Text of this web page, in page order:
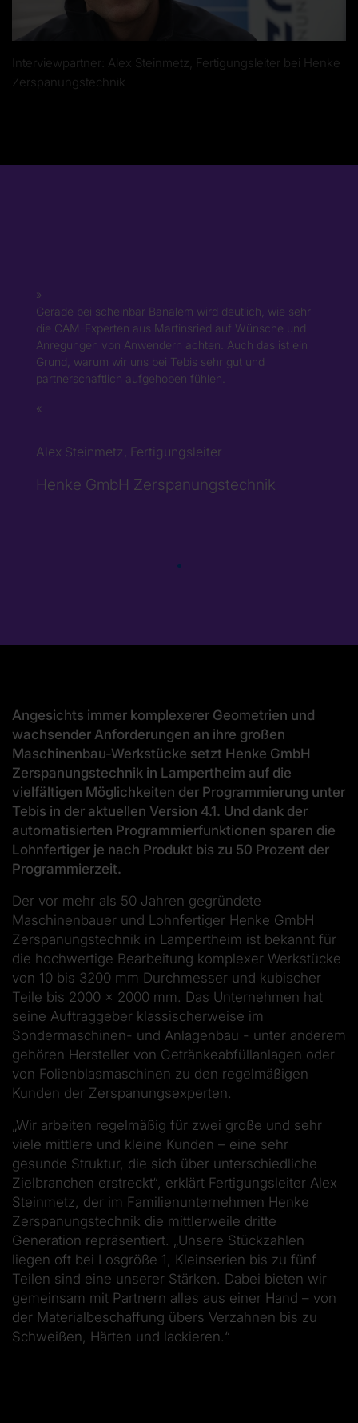
Interviewpartner: Alex Steinmetz, Fertigungsleiter bei Henke
Zerspanungstechnik
Gerade bei scheinbar Banalem wird deutlich, wie sehr
die CAM-Experten aus Martinsried auf Wünsche und
Anregungen von Anwendern achten. Auch das ist ein
Grund, warum wir uns bei Tebis sehr gut und
partnerschaftlich aufgehoben fühlen.
Alex Steinmetz, Fertigungsleiter
Henke GmbH Zerspanungstechnik
Angesichts immer komplexerer Geometrien und
wachsender Anforderungen an ihre großen
Maschinenbau-Werkstücke setzt Henke GmbH
Zerspanungstechnik in Lampertheim auf die
vielfältigen Möglichkeiten der Programmierung unter
Tebis in der aktuellen Version 4.1. Und dank der
automatisierten Programmierfunktionen sparen die
Lohnfertiger je nach Produkt bis zu 50 Prozent der
Programmierzeit.
Der vor mehr als 50 Jahren gegründete
Maschinenbauer und Lohnfertiger Henke GmbH
Zerspanungstechnik in Lampertheim ist bekannt für
die hochwertige Bearbeitung komplexer Werkstücke
von 10 bis 3200 mm Durchmesser und kubischer
Teile bis 2000 x 2000 mm. Das Unternehmen hat
seine Auftraggeber klassischerweise im
Sondermaschinen- und Anlagenbau - unter anderem
gehören Hersteller von Getränkeabfüllanlagen oder
von Folienblasmaschinen zu den regelmäßigen
Kunden der Zerspanungsexperten.
„Wir arbeiten regelmäßig für zwei große und sehr
viele mittlere und kleine Kunden – eine sehr
gesunde Struktur, die sich über unterschiedliche
Zielbranchen erstreckt“, erklärt Fertigungsleiter Alex
Steinmetz, der im Familienunternehmen Henke
Zerspanungstechnik die mittlerweile dritte
Generation repräsentiert. „Unsere Stückzahlen
liegen oft bei Losgröße 1, Kleinserien bis zu fünf
Teilen sind eine unserer Stärken. Dabei bieten wir
gemeinsam mit Partnern alles aus einer Hand – von
der Materialbeschaffung übers Verzahnen bis zu
Schweißen, Härten und lackieren.“